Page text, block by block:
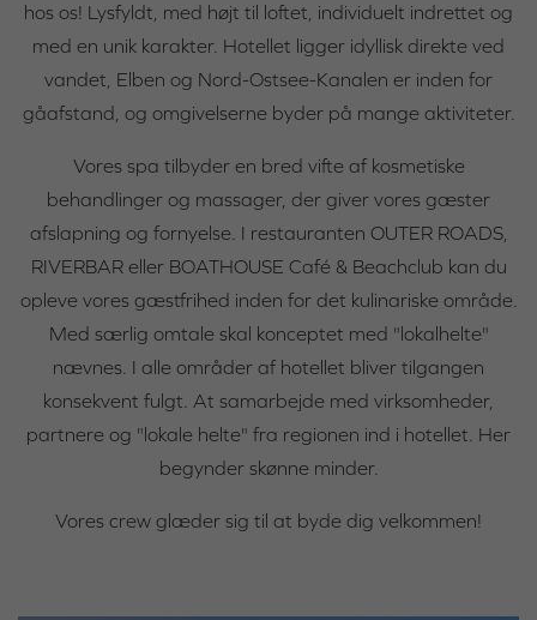
hos os! Lysfyldt, med højt til loftet, individuelt indrettet og
med en unik karakter. Hotellet ligger idyllisk direkte ved
vandet, Elben og Nord-Ostsee-Kanalen er inden for
gåafstand, og omgivelserne byder på mange aktiviteter.
Vores spa tilbyder en bred vifte af kosmetiske
behandlinger og massager, der giver vores gæster
afslapning og fornyelse. I restauranten OUTER ROADS,
RIVERBAR eller BOATHOUSE Café & Beachclub kan du
opleve vores gæstfrihed inden for det kulinariske område.
Med særlig omtale skal konceptet med "lokalhelte"
nævnes. I alle områder af hotellet bliver tilgangen
konsekvent fulgt. At samarbejde med virksomheder,
partnere og "lokale helte" fra regionen ind i hotellet. Her
begynder skønne minder.
Vores crew glæder sig til at byde dig velkommen!